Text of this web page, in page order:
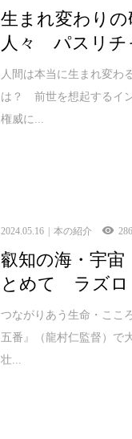
生まれ変わり
人々 パスリチ
人間は本当に生まれ変わ
は？ 前世を想起するイ
権威に...
2024.05.16 本の紹介
叡知の海・宇
とめて ラズロ
つながりあう生命・ここ
五番』（龍村仁監督）で
壮...